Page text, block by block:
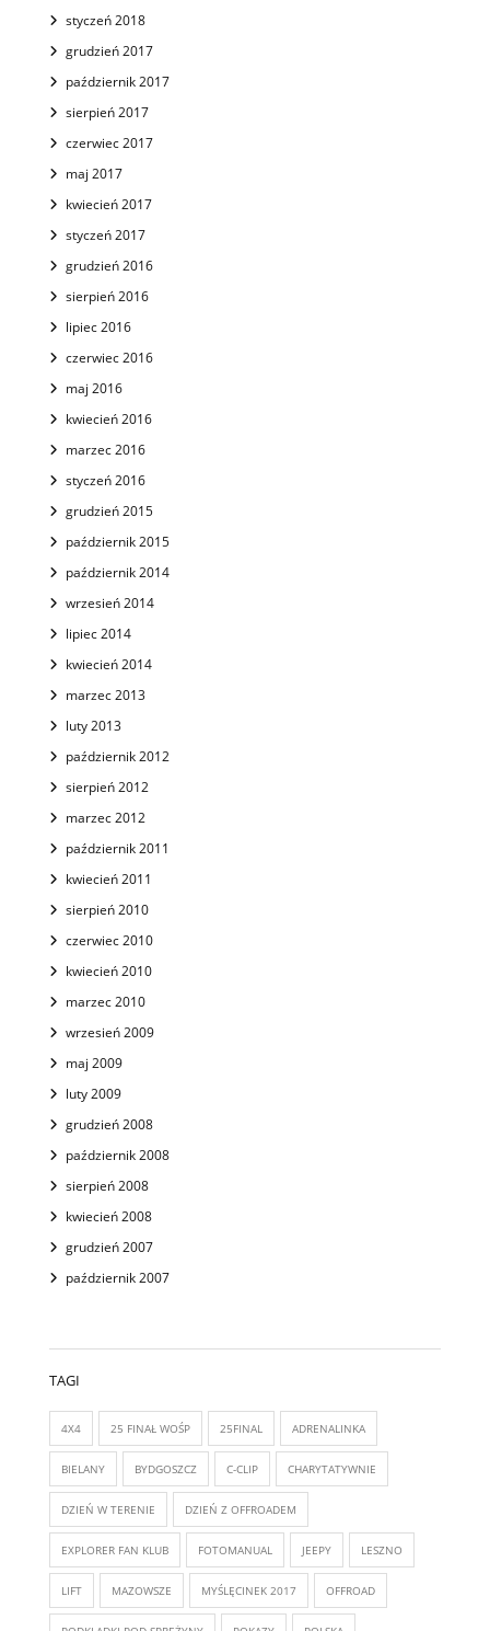
styczeń 2018
grudzień 2017
październik 2017
sierpień 2017
czerwiec 2017
maj 2017
kwiecień 2017
styczeń 2017
grudzień 2016
sierpień 2016
lipiec 2016
czerwiec 2016
maj 2016
kwiecień 2016
marzec 2016
styczeń 2016
grudzień 2015
październik 2015
październik 2014
wrzesień 2014
lipiec 2014
kwiecień 2014
marzec 2013
luty 2013
październik 2012
sierpień 2012
marzec 2012
październik 2011
kwiecień 2011
sierpień 2010
czerwiec 2010
kwiecień 2010
marzec 2010
wrzesień 2009
maj 2009
luty 2009
grudzień 2008
październik 2008
sierpień 2008
kwiecień 2008
grudzień 2007
październik 2007
TAGI
4X4 25 FINAŁ WOŚP 25FINAL ADRENALINKA
BIELANY BYDGOSZCZ C-CLIP CHARYTATYWNIE
DZIEŃ W TERENIE DZIEŃ Z OFFROADEM
EXPLORER FAN KLUB FOTOMANUAL JEEPY LESZNO
LIFT MAZOWSZE MYŚLĘCINEK 2017 OFFROAD